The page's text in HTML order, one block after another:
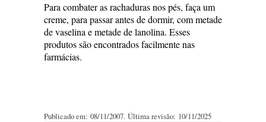
Para combater as rachaduras nos pés, faça um
creme, para passar antes de dormir, com metade
de vaselina e metade de lanolina. Esses
produtos são encontrados facilmente nas
farmácias.
Publicado em: 08/11/2007. Última revisão: 10/11/2025